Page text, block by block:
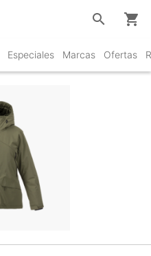
Especiales Marcas Ofertas
search shopping_cart